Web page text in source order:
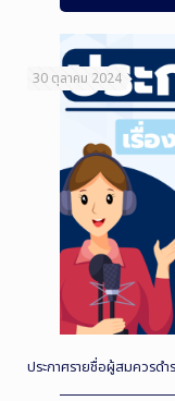
30 ตุลาคม 2024
ประกาศรายชื่อผู้สมควรดำ